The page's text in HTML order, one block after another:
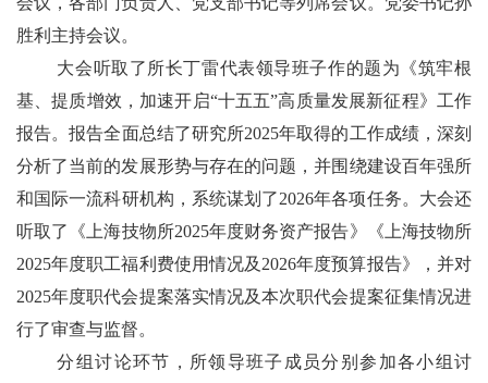
胜利主持会议。
大会听取了所长丁雷代表领导班子作的题为《筑牢根
基、提质增效，加速开启“十五五”高质量发展新征程》工作
报告。报告全面总结了研究所2025年取得的工作成绩，深刻
分析了当前的发展形势与存在的问题，并围绕建设百年强所
和国际一流科研机构，系统谋划了2026年各项任务。大会还
听取了《上海技物所2025年度财务资产报告》《上海技物所
2025年度职工福利费使用情况及2026年度预算报告》，并对
2025年度职代会提案落实情况及本次职代会提案征集情况进
行了审查与监督。
分组讨论环节，所领导班子成员分别参加各小组讨